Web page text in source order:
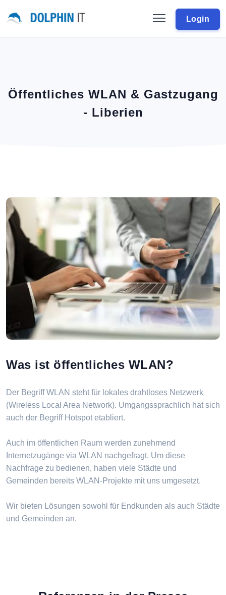
Login
Öffentliches WLAN & Gastzugang
- Liberien
Was ist öffentliches WLAN?
Der Begriff WLAN steht für lokales drahtloses Netzwerk
(Wireless Local Area Network). Umgangssprachlich hat sich
auch der Begriff Hotspot etabliert.
Auch im öffentlichen Raum werden zunehmend
Internetzugänge via WLAN nachgefragt. Um diese
Nachfrage zu bedienen, haben viele Städte und
Gemeinden bereits WLAN-Projekte mit uns umgesetzt.
Wir bieten Lösungen sowohl für Endkunden als auch Städte
und Gemeinden an.